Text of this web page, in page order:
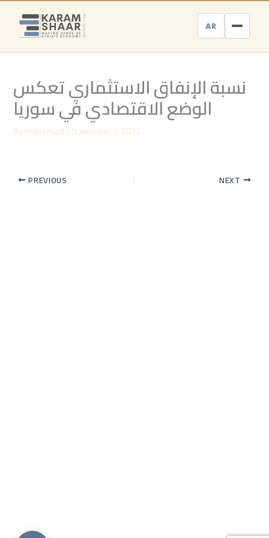
Skip
content
AR
نسبة الإنفاق الاستثماري تعكس
الوضع الاقتصادي في سوريا
Bymohamad/November 1, 2022
PREVIOUS NEXT